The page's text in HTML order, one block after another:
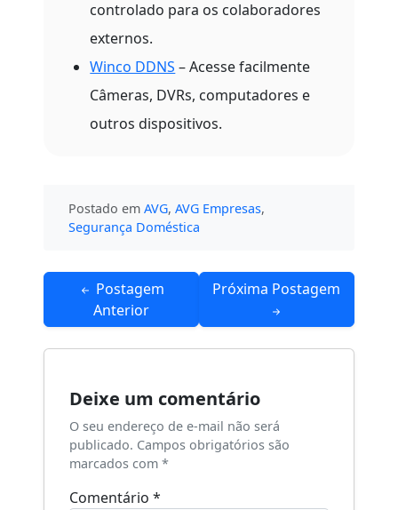
controlado para os colaboradores
externos.
Winco DDNS – Acesse facilmente
Câmeras, DVRs, computadores e
outros dispositivos.
Postado emAVG,AVG Empresas,
Segurança Doméstica
Navegação
Postagem
Anterior
Próxima Postagem
Deixe um comentário
O seu endereço de e-mail não será
publicado. Campos obrigatórios são
marcados com*
Comentário*